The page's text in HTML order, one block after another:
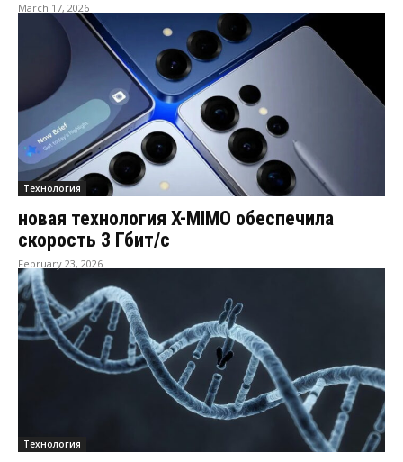
March 17, 2026
Технология
новая технология X-MIMO обеспечила
скорость 3 Гбит/с
February 23, 2026
Технология